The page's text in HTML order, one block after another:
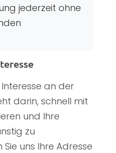
jederzeit ohne
an der
darin, schnell mit
und Ihre
zu
uns Ihre Adresse